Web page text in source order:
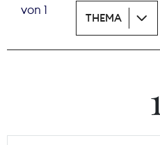
Theodor-
von 1
THEMA